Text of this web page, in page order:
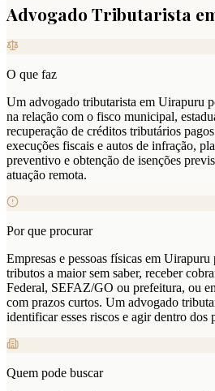
Advogado Tributarista
O que faz
Um advogado tributarista em Uirapuru
na relação com o fisco municipal,
recuperação de créditos tributários
execuções fiscais e autos de infração,
preventivo e obtenção de isenções
atuação remota.
Por que procurar
Empresas e pessoas físicas em Uirapuru
tributos a maior sem saber, receber
Federal, SEFAZ/GO ou prefeitura, ou
com prazos curtos. Um advogado
identificar esses riscos e agir dentro dos
Quem pode buscar